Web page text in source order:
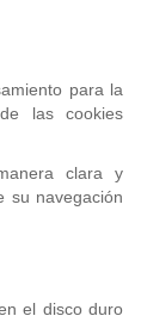
para la
las cookies
clara y
su navegación
el disco duro